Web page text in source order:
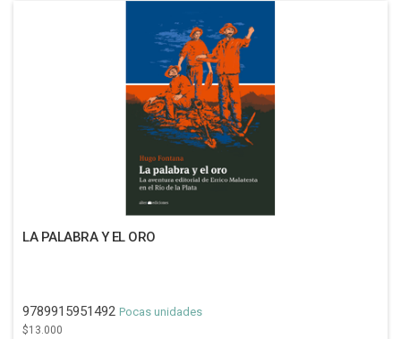
LA PALABRA Y EL ORO
9789915951492 Pocas unidades
$13.000